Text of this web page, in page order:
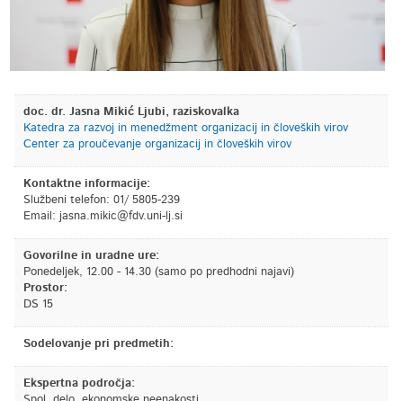
doc. dr. Jasna Mikić Ljubi, raziskovalka
Katedra za razvoj in menedžment organizacij in človeških virov
Center za proučevanje organizacij in človeških virov
Kontaktne informacije:
Službeni telefon: 01/ 5805-239
Email: is.jl-inu.vdf@cikim.ansaj
Govorilne in uradne ure:
Ponedeljek, 12.00 - 14.30 (samo po predhodni najavi)
Prostor:
DS 15
Sodelovanje pri predmetih:
Ekspertna področja: